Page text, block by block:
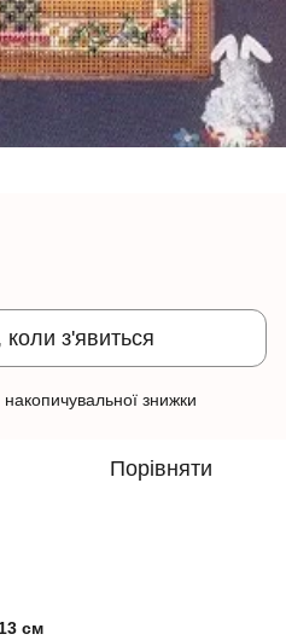
з'явиться
знижки
Порівняти
см